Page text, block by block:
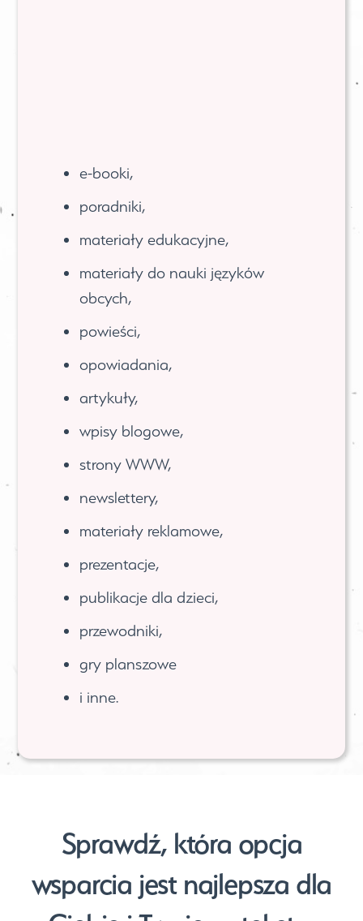
e-booki,
poradniki,
materiały edukacyjne,
materiały do nauki języków
obcych,
powieści,
opowiadania,
artykuły,
wpisy blogowe,
strony WWW,
newslettery,
materiały reklamowe,
prezentacje,
publikacje dla dzieci,
przewodniki,
gry planszowe
i inne.
Sprawdź, która opcja
wsparcia jest najlepsza dla